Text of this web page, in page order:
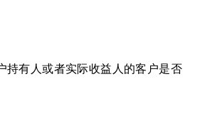
持有人或者实际收益人的客户是否